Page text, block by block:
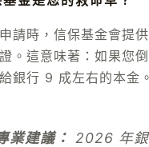
請時，信保基金會提供
。這意味著：如果您
銀行 9 成左右的本金。
業建議： 2026 年